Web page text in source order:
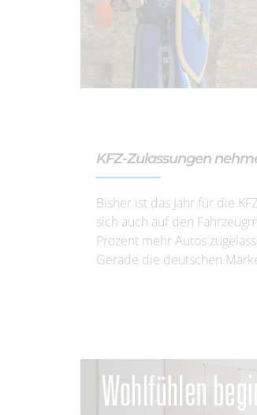
KFZ-Zulassungen
Bisher ist das Jahr für die
sich auch auf den
Prozent mehr Autos
Gerade die deutschen